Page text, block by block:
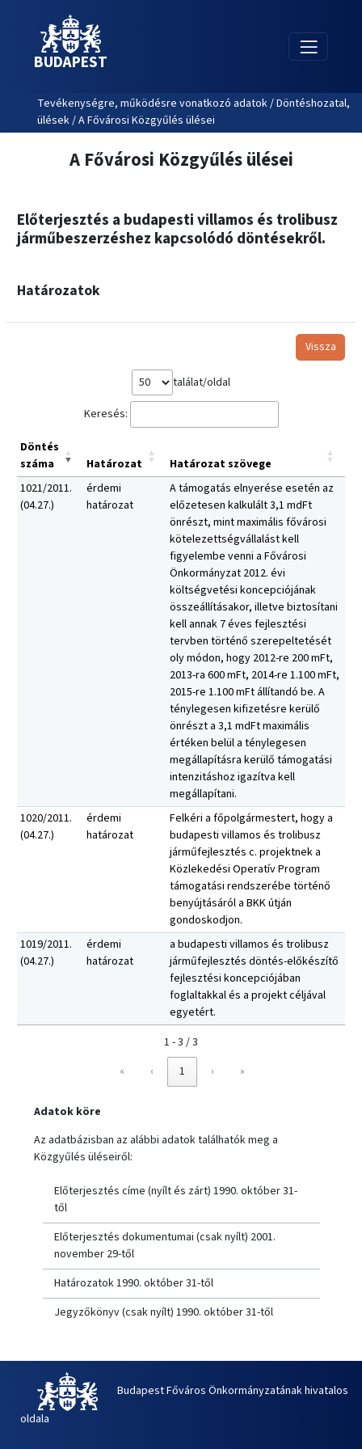
BUDAPEST
Tevékenységre, működésre vonatkozó adatok / Döntéshozatal,
ülések / A Fővárosi Közgyűlés ülései
A Fővárosi Közgyűlés ülései
Előterjesztés a budapesti villamos és trolibusz
járműbeszerzéshez kapcsolódó döntésekről.
Határozatok
Vissza
találat/oldal
Keresés:
Döntés
száma
Határozat
Határozat szövege
1021/2011.
(04.27.)
érdemi
határozat
A támogatás elnyerése esetén az
előzetesen kalkulált 3,1 mdFt
önrészt, mint maximális fővárosi
kötelezettségvállalást kell
figyelembe venni a Fővárosi
Önkormányzat 2012. évi
költségvetési koncepciójának
összeállításakor, illetve biztosítani
kell annak 7 éves fejlesztési
tervben történő szerepeltetését
oly módon, hogy 2012-re 200 mFt,
2013-ra 600 mFt, 2014-re 1.100 mFt,
2015-re 1.100 mFt állítandó be. A
ténylegesen kifizetésre kerülő
önrészt a 3,1 mdFt maximális
értéken belül a ténylegesen
megállapításra kerülő támogatási
intenzitáshoz igazítva kell
megállapítani.
1020/2011.
(04.27.)
érdemi
határozat
Felkéri a főpolgármestert, hogy a
budapesti villamos és trolibusz
járműfejlesztés c. projektnek a
Közlekedési Operatív Program
támogatási rendszerébe történő
benyújtásáról a BKK útján
gondoskodjon.
1019/2011.
(04.27.)
érdemi
határozat
a budapesti villamos és trolibusz
járműfejlesztés döntés-előkészítő
fejlesztési koncepciójában
foglaltakkal és a projekt céljával
egyetért.
1 - 3 / 3
«
‹ 1 › »
Adatok köre
Az adatbázisban az alábbi adatok találhatók meg a
Közgyűlés üléseiről:
Előterjesztés címe (nyílt és zárt) 1990. október 31-
től
Előterjesztés dokumentumai (csak nyílt) 2001.
november 29-től
Határozatok 1990. október 31-től
Jegyzőkönyv (csak nyílt) 1990. október 31-től
Budapest Főváros Önkormányzatának hivatalos
oldala